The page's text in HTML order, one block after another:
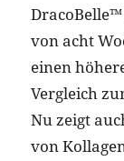
von acht
einen
Vergleich
Nu zeigt
von